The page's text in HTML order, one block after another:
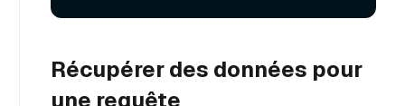
Récupérer des données pour
une requête